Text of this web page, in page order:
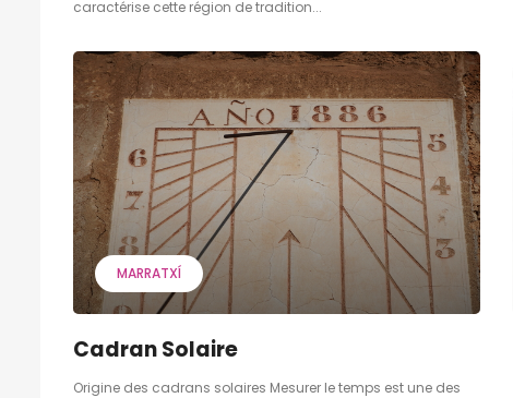
caractérise cette région de tradition...
MARRATXÍ
Cadran Solaire
Origine des cadrans solaires Mesurer le temps est une des